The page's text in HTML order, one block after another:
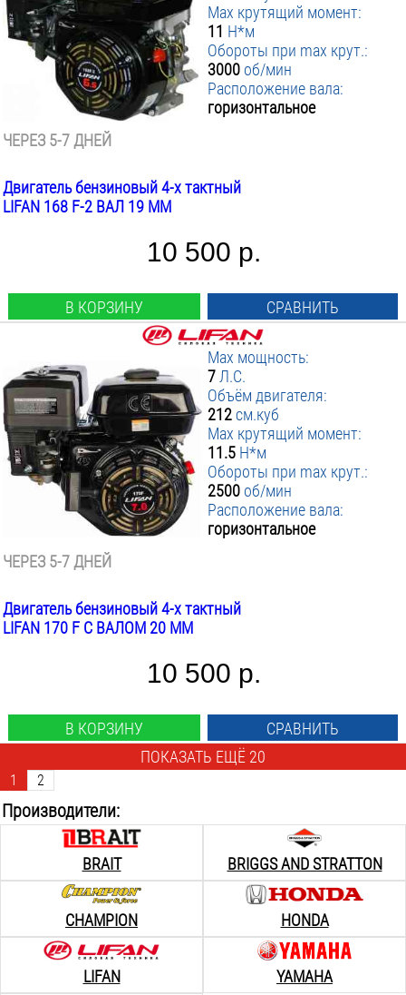
Max крутящий момент:
11 Н*м
Обороты при max крут.:
3000 об/мин
Расположение вала:
горизонтальное
ЧЕРЕЗ 5-7 ДНЕЙ
Двигатель бензиновый 4-х тактный
LIFAN 168 F-2 ВАЛ 19 ММ
10 500 р.
В КОРЗИНУ СРАВНИТЬ
Max мощность:
7 Л.С.
Объём двигателя:
212см.куб
Max крутящий момент:
11.5 Н*м
Обороты при max крут.:
2500 об/мин
Расположение вала:
горизонтальное
ЧЕРЕЗ 5-7 ДНЕЙ
Двигатель бензиновый 4-х тактный
LIFAN 170 F С ВАЛОМ 20 ММ
10 500 р.
В КОРЗИНУ
СРАВНИТЬ
ПОКАЗАТЬ ЕЩЁ 20
1 2
Производители:
BRAIT BRIGGS AND STRATTON
CHAMPION HONDA
LIFAN YAMAHA